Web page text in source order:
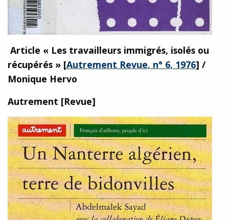
Article « Les travailleurs immigrés, isolés ou
récupérés » [Autrement Revue, n° 6, 1976] /
Monique Hervo
Autrement [Revue]